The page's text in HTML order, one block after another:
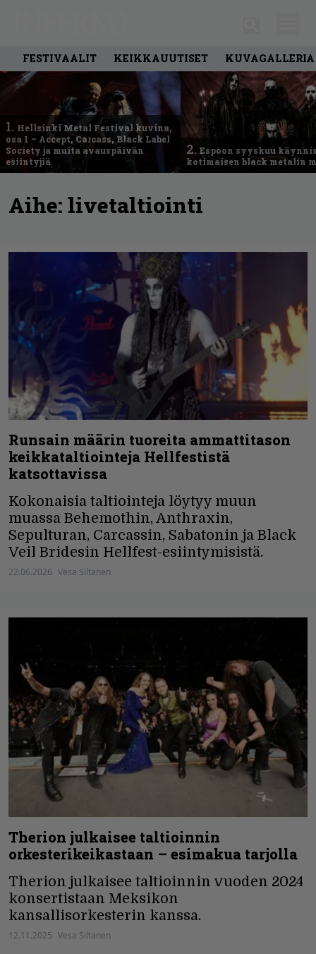
FESTIVAALIT KEIKKAUUTISET KUVAGALLERIA
1. Hellsinki Metal Festival kuvina,
osa 1 – Accept, Carcass, Black Label
Society ja muita avauspäivän
esiintyjiä
2. Espoon syyskuu
kotimaisen black metalin
Aihe: livetaltiointi
Runsain määrin tuoreita ammattitason
keikkataltiointeja Hellfestistä
katsottavissa
Kokonaisia taltiointeja löytyy muun
muassa Behemothin, Anthraxin,
Sepulturan, Carcassin, Sabatonin ja Black
Veil Bridesin Hellfest-esiintymisistä.
22.06.2026 Vesa Siltanen
Therion julkaisee taltioinnin
orkesterikeikastaan – esimakua tarjolla
Therion julkaisee taltioinnin vuoden 2024
konsertistaan Meksikon
kansallisorkesterin kanssa.
12.11.2025 Vesa Siltanen